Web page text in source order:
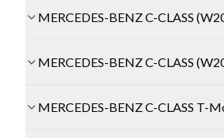
MERCEDES-BENZ C-CLASS
MERCEDES-BENZ C-CLASS
MERCEDES-BENZ C-CLASS T-